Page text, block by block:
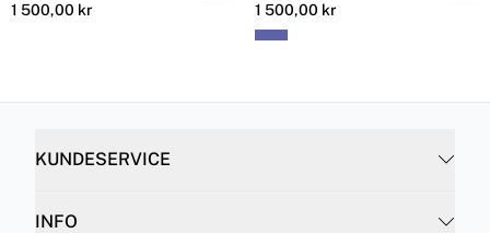
1 500,00 kr
1 500,00 kr
KUNDESERVICE
INFO